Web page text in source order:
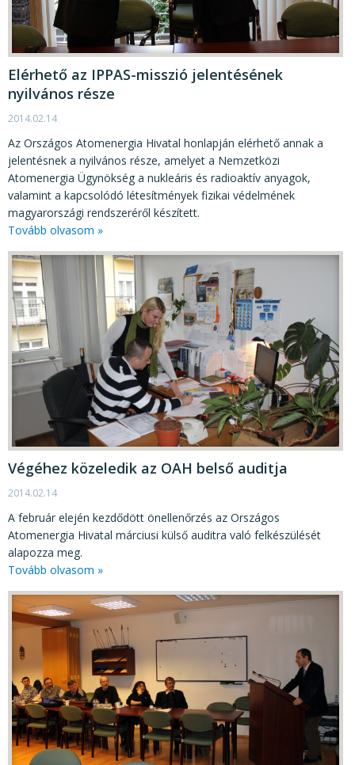
Elérhető az IPPAS-misszió jelentésének
nyilvános része
2014.02.14
Az Országos Atomenergia Hivatal honlapján elérhető annak a
jelentésnek a nyilvános része, amelyet a Nemzetközi
Atomenergia Ügynökség a nukleáris és radioaktív anyagok,
valamint a kapcsolódó létesítmények fizikai védelmének
magyarországi rendszeréről készített.
Tovább olvasom »
Végéhez közeledik az OAH belső auditja
2014.02.14
A február elején kezdődött önellenőrzés az Országos
Atomenergia Hivatal márciusi külső auditra való felkészülését
alapozza meg.
Tovább olvasom »